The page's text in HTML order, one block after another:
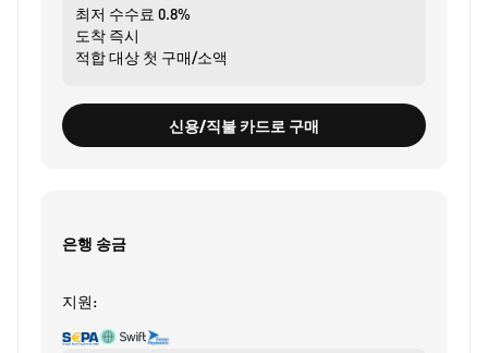
최저 수수료 0.8%
도착 즉시
적합 대상 첫 구매/소액
신용/직불 카드로 구매
은행 송금
지원: